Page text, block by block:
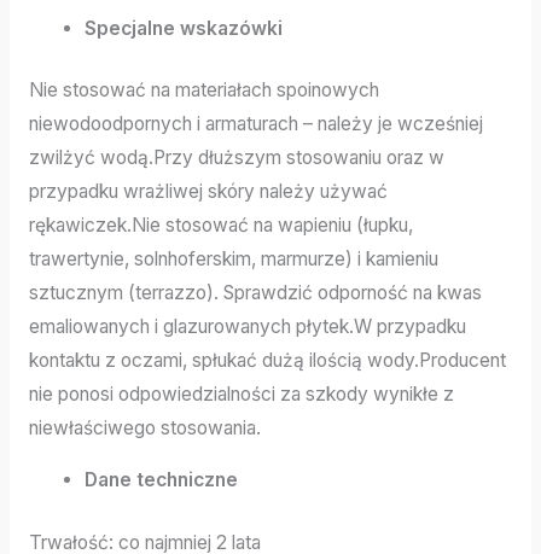
Specjalne wskazówki
Nie stosować na materiałach spoinowych
niewodoodpornych i armaturach – należy je wcześniej
zwilżyć wodą.Przy dłuższym stosowaniu oraz w
przypadku wrażliwej skóry należy używać
rękawiczek.Nie stosować na wapieniu (łupku,
trawertynie, solnhoferskim, marmurze) i kamieniu
sztucznym (terrazzo). Sprawdzić odporność na kwas
emaliowanych i glazurowanych płytek.W przypadku
kontaktu z oczami, spłukać dużą ilością wody.Producent
nie ponosi odpowiedzialności za szkody wynikłe z
niewłaściwego stosowania.
Dane techniczne
Trwałość: co najmniej 2 lata